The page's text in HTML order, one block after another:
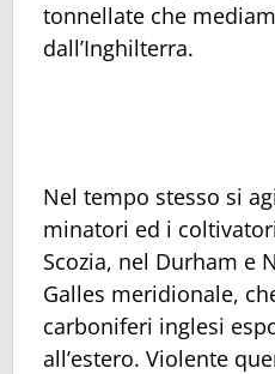
tonnellate che
dall’Inghilterra.
Nel tempo stesso si
minatori ed i
Scozia, nel Durham e
Galles meridionale,
carboniferi inglesi
all’estero. Violente